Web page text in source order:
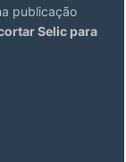
publicação
Selic para